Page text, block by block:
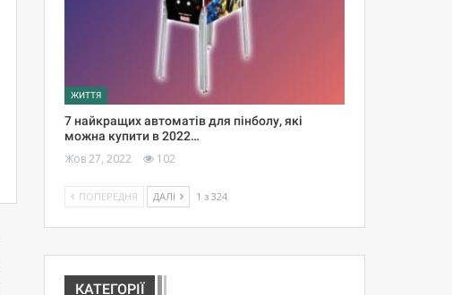
ЖИТТЯ
7 найкращих автоматів для пінболу, які
можна купити в 2022…
Жов 27, 2022 102
ПОПЕРЕДНЯ ДАЛІ 1 з 324
КАТЕГОРІЇ